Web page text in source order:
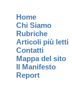
Home
Chi Siamo
Rubriche
Articoli più letti
Contatti
Mappa del sito
Il Manifesto
Report